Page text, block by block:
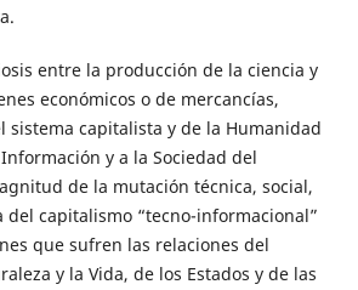
entre la producción de la ciencia y
económicos o de mercancías,
sistema capitalista y de la Humanidad
y a la Sociedad del
de la mutación técnica, social,
del capitalismo “tecno-informacional”
que sufren las relaciones del
y la Vida, de los Estados y de las